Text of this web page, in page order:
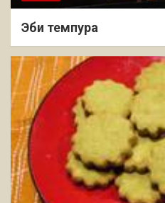
Эби темпура